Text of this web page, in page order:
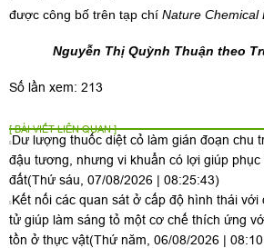
được công bố trên tạp chí Nature Chemical
Nguyễn Thị Quỳnh Thuận theo
Số lần xem: 213
[ BÀI VIẾT LIÊN QUAN ]
Dư lượng thuốc diệt cỏ làm gián đoạn chu
đậu tương, nhưng vi khuẩn có lợi giúp phục
đất(Thứ sáu, 07/08/2026 | 08:25:43)
Kết nối các quan sát ở cấp độ hình thái
tử giúp làm sáng tỏ một cơ chế thích ứng
tồn ở thực vật(Thứ năm, 06/08/2026 |